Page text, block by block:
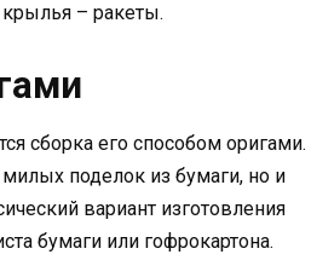
крылья – ракеты.
сборка его способом оригами.
поделок из бумаги, но и
вариант изготовления
бумаги или гофрокартона.